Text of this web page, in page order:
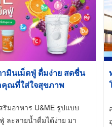
ามินเม็ดฟู่ ดื่มง่าย สดชื่น
คุณที่ใส่ใจสุขภาพ
มอาหาร U&ME รูปแบบ
ละลายน้ำดื่มได้ง่าย มา